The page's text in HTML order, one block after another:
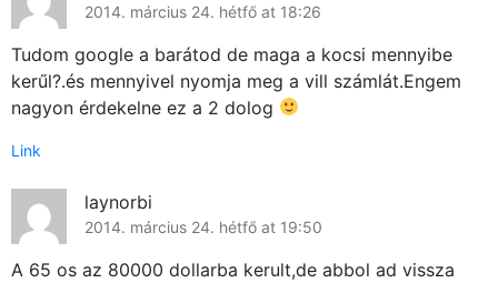
2014. március 24. hétfő at 18:26
Tudom google a barátod de maga a kocsi mennyibe
kerűl?.és mennyivel nyomja meg a vill számlát.Engem
nagyon érdekelne ez a 2 dolog
Link
laynorbi
2014. március 24. hétfő at 19:50
A 65 os az 80000 dollarba kerult,de abbol ad vissza